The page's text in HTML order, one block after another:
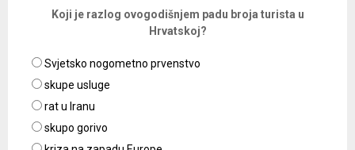
Koji je razlog ovogodišnjem padu broja turista u
Hrvatskoj?
Svjetsko nogometno prvenstvo
skupe usluge
rat u Iranu
skupo gorivo